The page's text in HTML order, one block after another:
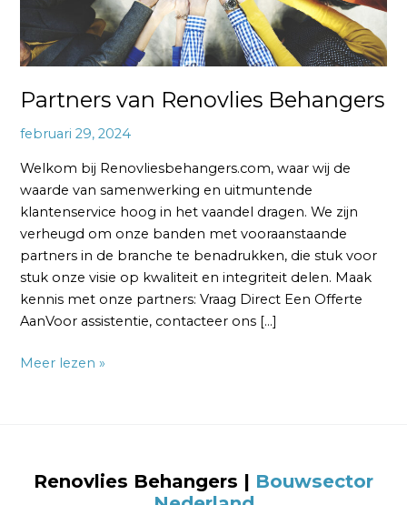
Partners van Renovlies Behangers
februari 29, 2024
Welkom bij Renovliesbehangers.com, waar wij de
waarde van samenwerking en uitmuntende
klantenservice hoog in het vaandel dragen. We zijn
verheugd om onze banden met vooraanstaande
partners in de branche te benadrukken, die stuk voor
stuk onze visie op kwaliteit en integriteit delen. Maak
kennis met onze partners: Vraag Direct Een Offerte
AanVoor assistentie, contacteer ons […]
Meer lezen »
Renovlies Behangers | Bouwsector